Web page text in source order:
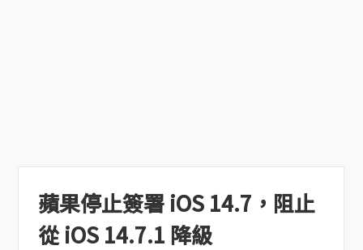
蘋果停止簽署 iOS 14.7，阻止
從 iOS 14.7.1 降級